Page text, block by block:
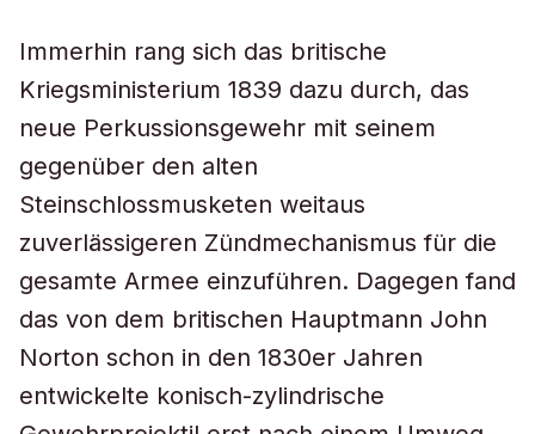
Immerhin rang sich das britische
Kriegsministerium 1839 dazu durch, das
neue Perkussionsgewehr mit seinem
gegenüber den alten
Steinschlossmusketen weitaus
zuverlässigeren Zündmechanismus für die
gesamte Armee einzuführen. Dagegen fand
das von dem britischen Hauptmann John
Norton schon in den 1830er Jahren
entwickelte konisch-zylindrische